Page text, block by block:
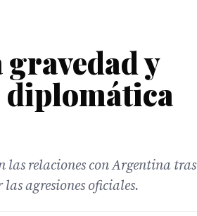
y
las relaciones con Argentina tras
agresiones oficiales.